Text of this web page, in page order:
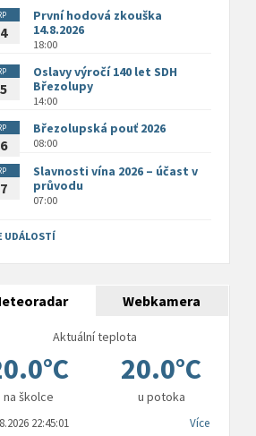
První hodová zkouška
14.8.2026
18:00
Oslavy výročí 140 let SDH
Březolupy
14:00
Březolupská pouť 2026
08:00
Slavnosti vína 2026 – účast v
průvodu
07:00
UDÁLOSTÍ
Webkamera
Aktuální teplota
20.0°C
na školce u potoka
22:45:01 Více